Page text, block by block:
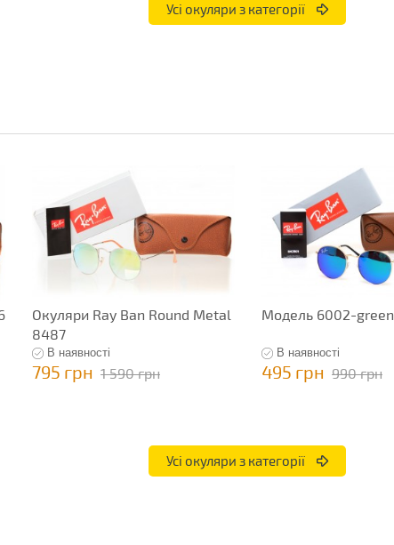
Усі окуляри з категорії
Окуляри Ray Ban Round Metal
8487
В наявності
795 грн 1 590 грн
Модель 6002-green
В наявності
495 грн 990 грн
Усі окуляри з категорії